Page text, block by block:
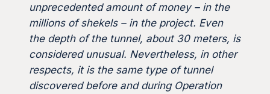
unprecedented amount of money – in the
millions of shekels – in the project. Even
the depth of the tunnel, about 30 meters, is
considered unusual. Nevertheless, in other
respects, it is the same type of tunnel
discovered before and during Operation